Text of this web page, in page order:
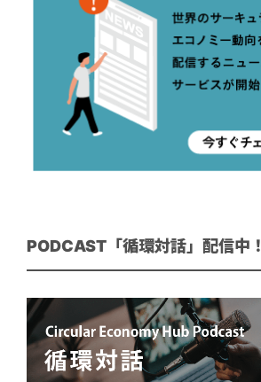
PODCAST「循環対話」配信中！